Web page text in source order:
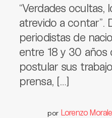
“Verdades ocultas,
atrevido a contar”.
periodistas de
entre 18 y 30 años
postular sus
prensa, […]
por Lorenzo